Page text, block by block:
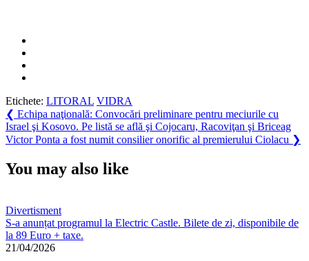
Etichete: LITORAL VIDRA
Navigare
în
❮ Previous
Post:
Echipa naţională: Convocări preliminare pentru meciurile cu
Israel şi Kosovo. Pe listă se află şi Cojocaru, Racoviţan şi Briceag
Next
Victor Ponta a fost numit consilier onorific al premierului Ciolacu ❯
You may also like
Divertisment
S-a anunțat programul la Electric Castle. Bilete de zi, disponibile de
la 89 Euro + taxe.
21/04/2026